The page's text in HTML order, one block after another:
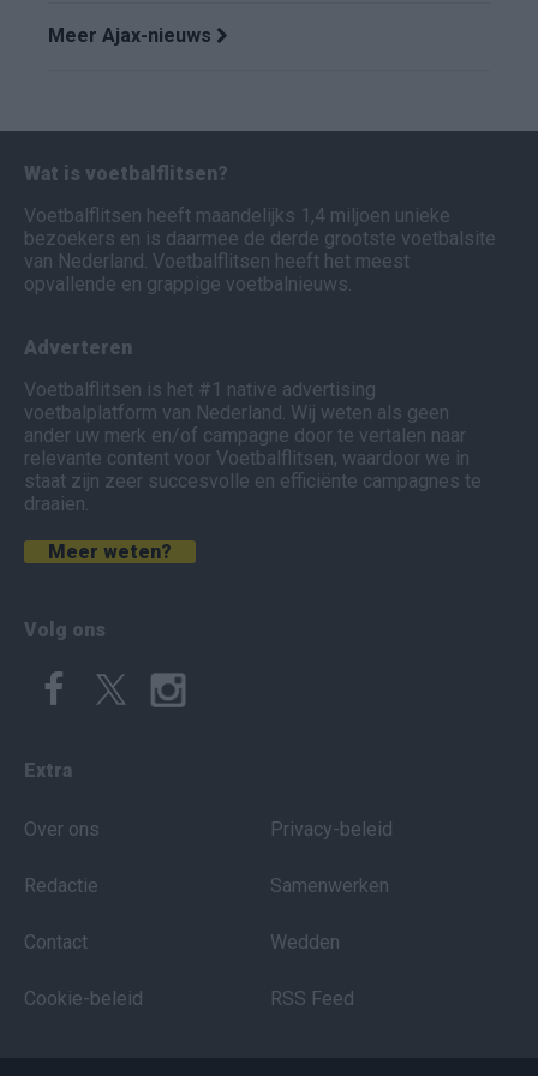
Meer Ajax-nieuws
Wat is voetbalflitsen?
Voetbalflitsen heeft maandelijks 1,4 miljoen unieke
bezoekers en is daarmee de derde grootste voetbalsite
van Nederland. Voetbalflitsen heeft het meest
opvallende en grappige voetbalnieuws.
Adverteren
Voetbalflitsen is het #1 native advertising
voetbalplatform van Nederland. Wij weten als geen
ander uw merk en/of campagne door te vertalen naar
relevante content voor Voetbalflitsen, waardoor we in
staat zijn zeer succesvolle en efficiënte campagnes te
draaien.
Meer weten?
Volg ons
Extra
Over ons
Redactie
Contact
Cookie-beleid
Privacy-beleid
Samenwerken
Wedden
RSS Feed